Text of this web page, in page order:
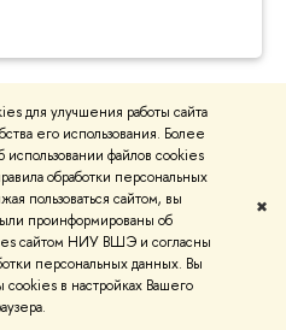
для улучшения работы сайта
его использования. Более
файлов cookies
обработки персональных
пользоваться сайтом, вы
проинформированы об
сайтом НИУ ВШЭ и согласны
персональных данных. Вы
в настройках Вашего
✖
г. Москва,Армянский
Москва, ул. Мясницкая,